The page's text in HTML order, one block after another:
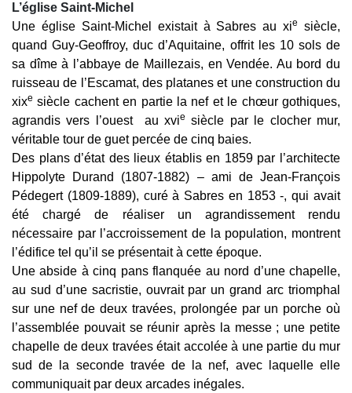
L’église Saint-Michel
Une église Saint-Michel existait à Sabres auxie
siècle,
quand Guy-Geoffroy, duc d’Aquitaine, offrit les 10 sols de
sa dîme à l’abbaye de Maillezais, en Vendée. Au bord du
ruisseau de l’Escamat, des platanes et une construction du
xixe siècle cachent en partie la nef et le chœur gothiques,
agrandis vers l’ouest au xvie siècle par le clocher mur,
véritable tour de guet percée de cinq baies.
Des plans d’état des lieux établis en 1859 par l’architecte
Hippolyte Durand (1807-1882) – ami de Jean-François
Pédegert (1809-1889), curé à Sabres en 1853 -, qui avait
été chargé de réaliser un agrandissement rendu
nécessaire par l’accroissement de la population, montrent
l’édifice tel qu’il se présentait à cette époque.
Une abside à cinq pans flanquée au nord d’une chapelle,
au sud d’une sacristie, ouvrait par un grand arc triomphal
sur une nef de deux travées, prolongée par un porche où
l’assemblée pouvait se réunir après la messe ; une petite
chapelle de deux travées était accolée à une partie du mur
sud de la seconde travée de la nef, avec laquelle elle
communiquait par deux arcades inégales.